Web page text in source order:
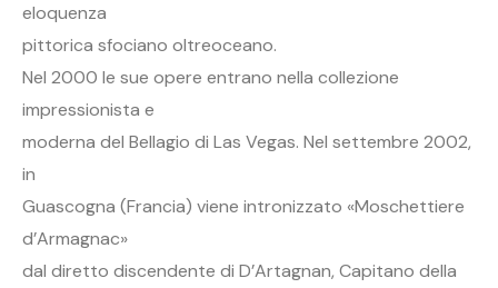
eloquenza
pittorica sfociano oltreoceano.
Nel 2000 le sue opere entrano nella collezione
impressionista e
moderna del Bellagio di Las Vegas. Nel settembre 2002,
in
Guascogna (Francia) viene intronizzato «Moschettiere
d’Armagnac»
dal diretto discendente di D’Artagnan, Capitano della